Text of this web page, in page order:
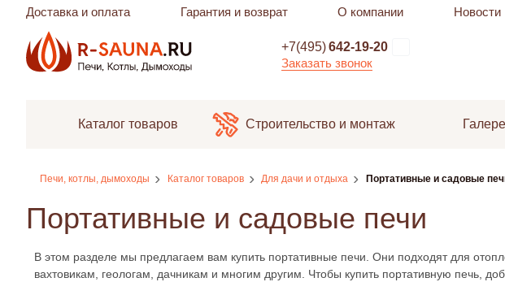
Доставка и оплата Гарантия и возврат О компании Новости
+7(495)642-19-20
Заказать звонок
Каталог товаров Строительство и монтаж
Печи, котлы, дымоходы Каталог товаров Для дачи и отдыха Портативные и садовые
Портативные и садовые печи
В этом разделе мы предлагаем вам купить портативные печи. Они подходят для
вахтовикам, геологам, дачникам и многим другим. Чтобы купить портативную печь,